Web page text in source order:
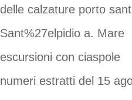
delle calzature porto
Sant%27elpidio a. Mare
escursioni con ciaspole
numeri estratti del 15